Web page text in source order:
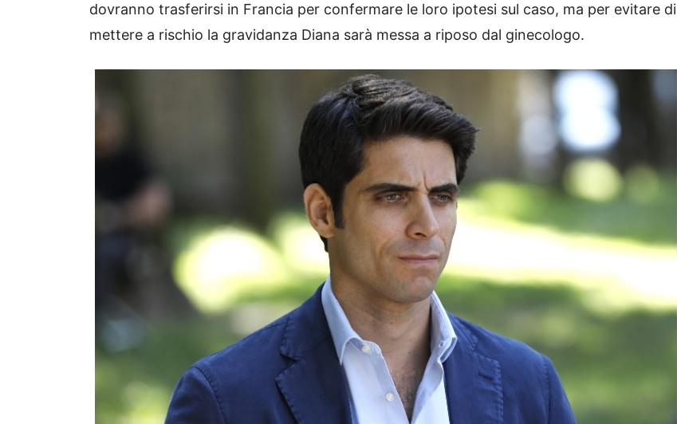
dovranno trasferirsi in Francia per confermare le loro ipotesi sul caso, ma per evitare di
mettere a rischio la gravidanza Diana sarà messa a riposo dal ginecologo.